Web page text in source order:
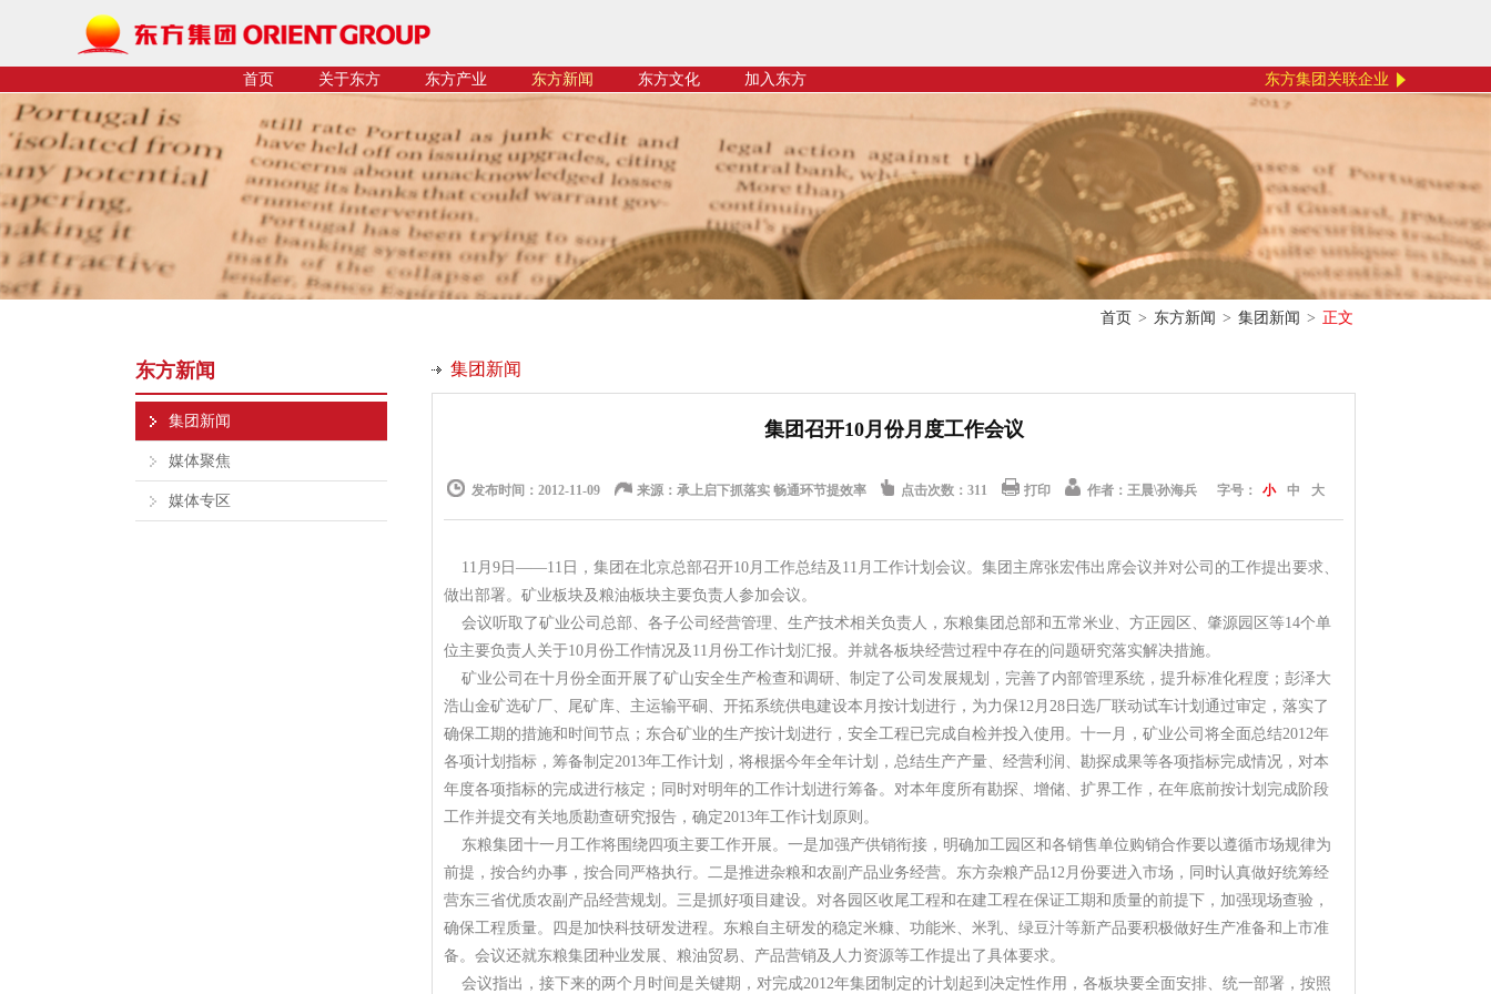
首页 关于东方 东方产业 东方新闻 东方文化 加入东方 东方集团关联企业
首页 > 东方新闻 > 集团新闻 > 正文
东方新闻
集团新闻
媒体聚焦
媒体专区
集团新闻
集团召开10月份月度工作会议
发布时间：2012-11-09 来源：承上启下抓落实 畅通环节提效率 点击次数： 311 打印 作者：王晨\孙海兵 字号： 小 中 大
11月9日——11日，集团在北京总部召开10月工作总结及11月工作计划会议。集团主席张宏伟出席会议并对公司的工作提出要求、
做出部署。矿业板块及粮油板块主要负责人参加会议。
会议听取了矿业公司总部、各子公司经营管理、生产技术相关负责人，东粮集团总部和五常米业、方正园区、肇源园区等14个单
位主要负责人关于10月份工作情况及11月份工作计划汇报。并就各板块经营过程中存在的问题研究落实解决措施。
矿业公司在十月份全面开展了矿山安全生产检查和调研、制定了公司发展规划，完善了内部管理系统，提升标准化程度；彭泽大
浩山金矿选矿厂、尾矿库、主运输平硐、开拓系统供电建设本月按计划进行，为力保12月28日选厂联动试车计划通过审定，落实了
确保工期的措施和时间节点；东合矿业的生产按计划进行，安全工程已完成自检并投入使用。十一月，矿业公司将全面总结2012年
各项计划指标，筹备制定2013年工作计划，将根据今年全年计划，总结生产产量、经营利润、勘探成果等各项指标完成情况，对本
年度各项指标的完成进行核定；同时对明年的工作计划进行筹备。对本年度所有勘探、增储、扩界工作，在年底前按计划完成阶段
工作并提交有关地质勘查研究报告，确定2013年工作计划原则。
东粮集团十一月工作将围绕四项主要工作开展。一是加强产供销衔接，明确加工园区和各销售单位购销合作要以遵循市场规律为
前提，按合约办事，按合同严格执行。二是推进杂粮和农副产品业务经营。东方杂粮产品12月份要进入市场，同时认真做好统筹经
营东三省优质农副产品经营规划。三是抓好项目建设。对各园区收尾工程和在建工程在保证工期和质量的前提下，加强现场查验，
确保工程质量。四是加快科技研发进程。东粮自主研发的稳定米糠、功能米、米乳、绿豆汁等新产品要积极做好生产准备和上市准
备。会议还就东粮集团种业发展、粮油贸易、产品营销及人力资源等工作提出了具体要求。
会议指出，接下来的两个月时间是关键期，对完成2012年集团制定的计划起到决定性作用，各板块要全面安排、统一部署，按照